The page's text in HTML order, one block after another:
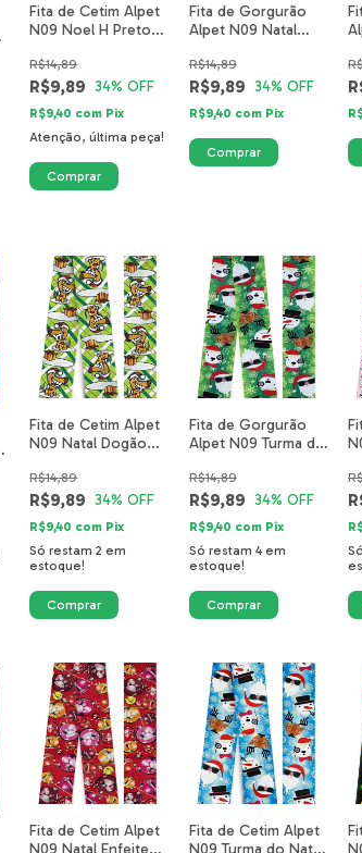
Fita de Cetim Alpet
N09 Noel H Preto
R$9,89
R$14,89
34% OFF
R$9,40 com Pix
Atenção, última peça!
Fita de Gorgurão
Alpet N09 Natal
40mm
R$9,89
R$14,89
34% OFF
R$9,40 com Pix
Fita de Cetim Alpet
N09 Natal Dogão
0390-14-40mm
R$9,89
R$14,89
34% OFF
R$9,40 com Pix
Só restam2 em
estoque!
Fita de Gorgurão
Alpet N09 Turma do
22-40mm
R$9,89
R$14,89
34% OFF
R$9,40 com Pix
Só restam 4em
estoque!
Fita de Cetim Alpet
N09 Natal Enfeite
Fita de Cetim Alpet
N09 Turma do Natal